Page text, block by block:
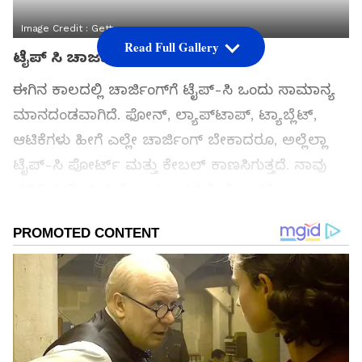
Image Credit : Getty
ಟೈಪ್ ಸಿ ಚಾರ್ಜರ್
ಈಗಿನ ಕಾಲದಲ್ಲಿ ಚಾರ್ಜಿಂಗ್‌ಗೆ ಟೈಪ್-ಸಿ ಒಂದು ಸಾಮಾನ್ಯ
ಮಾನದಂಡವಾಗಿದೆ. ಫೋನ್, ಲ್ಯಾಪ್‌ಟಾಪ್, ಟ್ಯಾಬ್ಲೆಟ್,
ಆಟಿಕೆಗಳು ಹೀಗೆ ಎಲ್ಲೇ ಚಾರ್ಜಿಂಗ್ ಬೇಕಾದರೂ, ಅಲ್ಲೆಲ್ಲಾ
ಟೈಪ್-ಸಿ ಪೋರ್ಟ್ ಮತ್ತು ಕೇಬಲ್ ಕಾಣಸಿಗುತ್ತದೆ. ನಾವು
ಸಮಗ್ರ ಸುದ್ದಿ ಮೂಲವನ್ನಾಗಿ asianet suvarna news ಅನ್ನು
ಆಯ್ಕೆ ಮಾಡಿಕೊಳ್ಳಿ
Read Full Gallery